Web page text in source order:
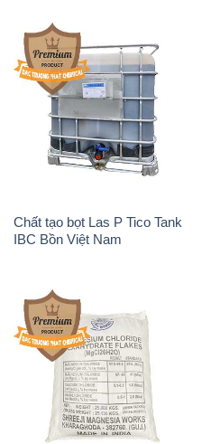
Chất tạo bọt Las P Tico Tank
IBC Bồn Việt Nam